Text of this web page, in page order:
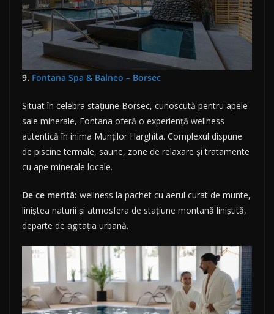
9. Fontana Spa & Balneo – Borsec
Situat în celebra stațiune Borsec, cunoscută pentru apele
sale minerale, Fontana oferă o experiență wellness
autentică în inima Munților Harghita. Complexul dispune
de piscine termale, saune, zone de relaxare și tratamente
cu ape minerale locale.
De ce merită: wellness la pachet cu aerul curat de munte,
liniștea naturii și atmosfera de stațiune montană liniștită,
departe de agitația urbană.